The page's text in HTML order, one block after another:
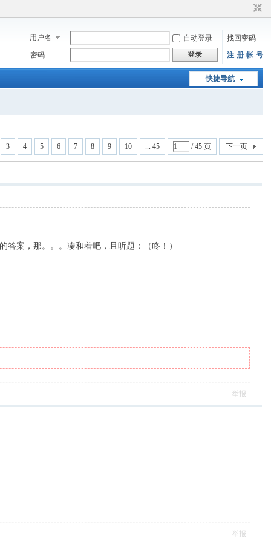
用户名 自动登录
找回密码
密码
登录 注-册-帐-号
快捷导航
3 4 5 6 7 8 9 10 ... 45 / 45 页 下一页
案，那。。。凑和着吧，且听题：（咚！）
举报
举报